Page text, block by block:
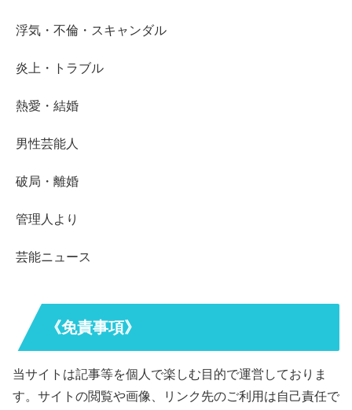
浮気・不倫・スキャンダル
炎上・トラブル
熱愛・結婚
男性芸能人
破局・離婚
管理人より
芸能ニュース
《免責事項》
当サイトは記事等を個人で楽しむ目的で運営しておりま
す。サイトの閲覧や画像、リンク先のご利用は自己責任で